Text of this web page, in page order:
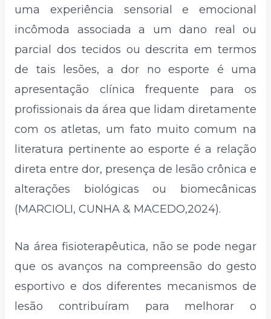
uma experiência sensorial e emocional
incômoda associada a um dano real ou
parcial dos tecidos ou descrita em termos
de tais lesões, a dor no esporte é uma
apresentação clínica frequente para os
profissionais da área que lidam diretamente
com os atletas, um fato muito comum na
literatura pertinente ao esporte é a relação
direta entre dor, presença de lesão crônica e
alterações biológicas ou biomecânicas
(MARCIOLI, CUNHA & MACEDO,2024).
Na área fisioterapêutica, não se pode negar
que os avanços na compreensão do gesto
esportivo e dos diferentes mecanismos de
lesão contribuíram para melhorar o